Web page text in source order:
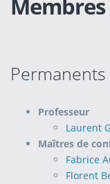
Membres
Permanents
Professeur
Laurent
Maîtres de
Fabrice
Florent